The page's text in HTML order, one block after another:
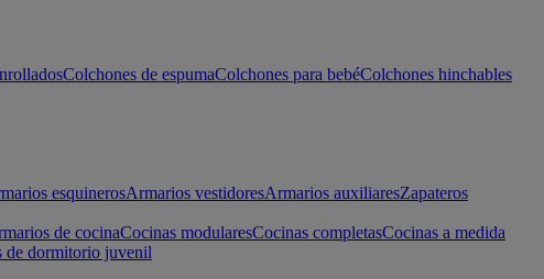
Colchones de espumaColchones para bebéColchones hinchables
esquinerosArmarios vestidoresArmarios auxiliaresZapateros
de cocinaCocinas modularesCocinas completasCocinas a medida
de dormitorio juvenil